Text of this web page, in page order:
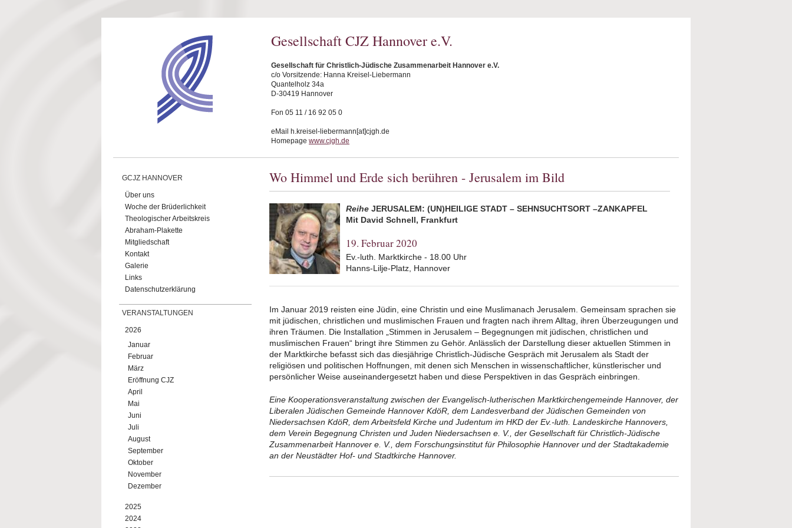
Gesellschaft CJZ Hannover e.V.
Gesellschaft für Christlich-Jüdische Zusammenarbeit Hannover e.V.
c/o Vorsitzende: Hanna Kreisel-Liebermann
Quantelholz 34a
D-30419 Hannover
Fon 05 11 / 16 92 05 0
eMail h.kreisel-liebermann[at]cjgh.de
Homepage www.cjgh.de
GCJZ HANNOVER
Über uns
Woche der Brüderlichkeit
Theologischer Arbeitskreis
Abraham-Plakette
Mitgliedschaft
Kontakt
Galerie
Links
Datenschutzerklärung
VERANSTALTUNGEN
2026
Januar
Februar
März
Eröffnung CJZ
April
Mai
Juni
Juli
August
September
Oktober
November
Dezember
2025
2024
Wo Himmel und Erde sich berühren - Jerusalem im Bild
Reihe JERUSALEM: (UN)HEILIGE STADT – SEHNSUCHTSORT –ZANKAPFEL
Mit David Schnell, Frankfurt
19. Februar 2020
Ev.-luth. Marktkirche - 18.00 Uhr
Hanns-Lilje-Platz, Hannover
Im Januar 2019 reisten eine Jüdin, eine Christin und eine Muslimanach Jerusalem. Gemeinsam sprachen sie
mit jüdischen, christlichen und muslimischen Frauen und fragten nach ihrem Alltag, ihren Überzeugungen und
ihren Träumen. Die Installation „Stimmen in Jerusalem – Begegnungen mit jüdischen, christlichen und
muslimischen Frauen“ bringt ihre Stimmen zu Gehör. Anlässlich der Darstellung dieser aktuellen Stimmen in
der Marktkirche befasst sich das diesjährige Christlich-Jüdische Gespräch mit Jerusalem als Stadt der
religiösen und politischen Hoffnungen, mit denen sich Menschen in wissenschaftlicher, künstlerischer und
persönlicher Weise auseinandergesetzt haben und diese Perspektiven in das Gespräch einbringen.
Eine Kooperationsveranstaltung zwischen der Evangelisch-lutherischen Marktkirchengemeinde Hannover, der
Liberalen Jüdischen Gemeinde Hannover KdöR, dem Landesverband der Jüdischen Gemeinden von
Niedersachsen KdöR, dem Arbeitsfeld Kirche und Judentum im HKD der Ev.-luth. Landeskirche Hannovers,
dem Verein Begegnung Christen und Juden Niedersachsen e. V., der Gesellschaft für Christlich-Jüdische
Zusammenarbeit Hannover e. V., dem Forschungsinstitut für Philosophie Hannover und der Stadtakademie
an der Neustädter Hof- und Stadtkirche Hannover.